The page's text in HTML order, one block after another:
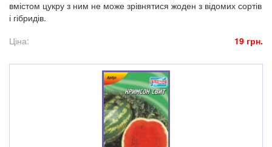
вмістом цукру з ним не може зрівнятися жоден з відомих сортів
і гібридів.
Ціна:
19 грн.